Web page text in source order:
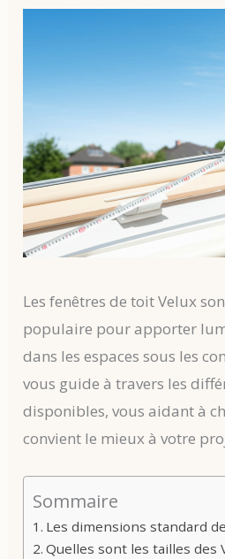
Les fenêtres de toit Velux
populaire pour apporter
dans les espaces sous les
vous guide à travers les
disponibles, vous aidant à
convient le mieux à votre
Sommaire
Les dimensions standard
Quelles sont les tailles des